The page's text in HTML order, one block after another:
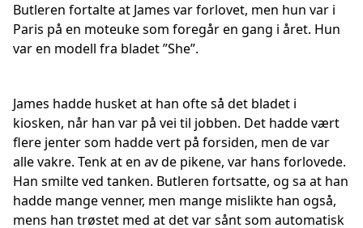
Butleren fortalte at James var forlovet, men hun var i
Paris på en moteuke som foregår en gang i året. Hun
var en modell fra bladet ”She”.
James hadde husket at han ofte så det bladet i
kiosken, når han var på vei til jobben. Det hadde vært
flere jenter som hadde vert på forsiden, men de var
alle vakre. Tenk at en av de pikene, var hans forlovede.
Han smilte ved tanken. Butleren fortsatte, og sa at han
hadde mange venner, men mange mislikte han også,
mens han trøstet med at det var sånt som automatisk